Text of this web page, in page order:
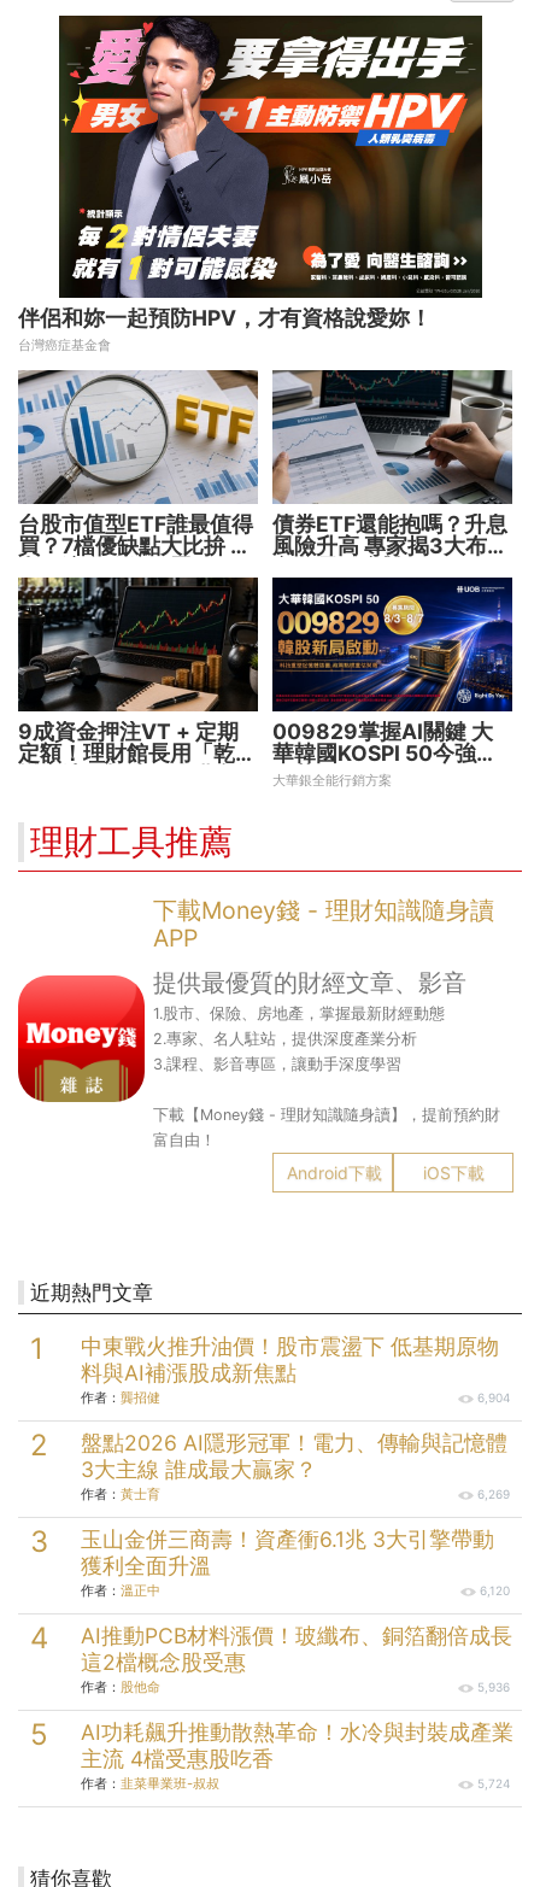
伴侶和妳一起預防HPV，才有資格說愛妳！
台灣癌症基金會
台股市值型ETF誰最值得
買？7檔優缺點大比拚 找
債券ETF還能抱嗎？升息
風險升高 專家揭3大布局
9成資金押注VT + 定期
定額！理財館長用「乾淨
009829掌握AI關鍵 大
華韓國KOSPI 50今強勢
開募
大華銀全能行銷方案
理財工具推薦
下載Money錢 - 理財知識隨身讀
APP
提供最優質的財經文章、影音
1.股市、保險、房地產，掌握最新財經動態
2.專家、名人駐站，提供深度產業分析
3.課程、影音專區，讓動手深度學習
下載【Money錢 - 理財知識隨身讀】，提前預約財
富自由！
Android下載 iOS下載
近期熱門文章
中東戰火推升油價！股市震盪下 低基期原物
料與AI補漲股成新焦點
作者： 龔招健 6,904
盤點2026 AI隱形冠軍！電力、傳輸與記憶體
3大主線 誰成最大贏家？
作者： 黃士育 6,269
玉山金併三商壽！資產衝6.1兆 3大引擎帶動
獲利全面升溫
作者： 溫正中 6,120
AI推動PCB材料漲價！玻纖布、銅箔翻倍成長
這2檔概念股受惠
作者： 股他命 5,936
AI功耗飆升推動散熱革命！水冷與封裝成產業
主流 4檔受惠股吃香
作者： 韭菜畢業班-叔叔 5,724
猜你喜歡